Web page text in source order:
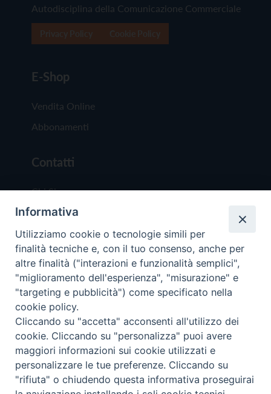
Autodisciplina della Comunicazione Commerciale
E-Shop
Vendita Online
Abbonamenti
Contatti
Chi Siamo
Redazione
Scrivici
Copyright © 2019 - Tutti i diritti riservati - Vita
Trentina Editrice
Privacy Policy
Torna
Informativa
Utilizziamo cookie o tecnologie simili per
finalità tecniche e, con il tuo consenso, anche per
altre finalità ("interazioni e funzionalità semplici",
"miglioramento dell'esperienza", "misurazione" e
"targeting e pubblicità") come specificato nella
cookie policy.
Cliccando su "accetta" acconsenti all'utilizzo dei
cookie. Cliccando su "personalizza" puoi avere
maggiori informazioni sui cookie utilizzati e
personalizzare le tue preferenze. Cliccando su
"rifiuta" o chiudendo questa informativa proseguirai